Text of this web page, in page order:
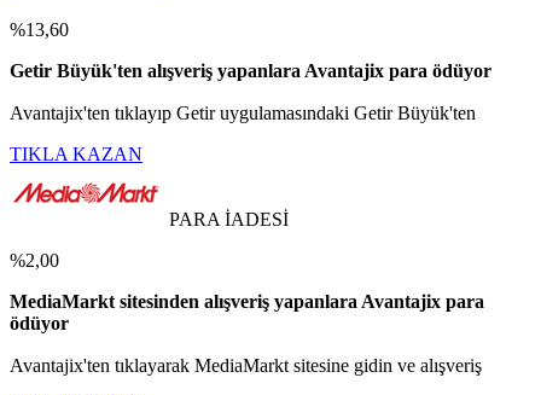
%13,60
Getir Büyük'ten alışveriş yapanlara Avantajix para ödüyor
Avantajix'ten tıklayıp Getir uygulamasındaki Getir Büyük'ten
TIKLA KAZAN
PARA İADESİ
%2,00
MediaMarkt sitesinden alışveriş yapanlara Avantajix para
ödüyor
Avantajix'ten tıklayarak MediaMarkt sitesine gidin ve alışveriş